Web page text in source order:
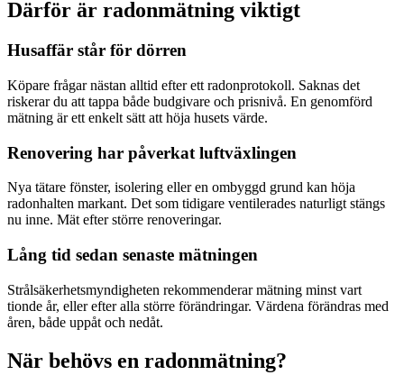
Därför är radonmätning viktigt
Husaffär står för dörren
Köpare frågar nästan alltid efter ett radonprotokoll. Saknas det
riskerar du att tappa både budgivare och prisnivå. En genomförd
mätning är ett enkelt sätt att höja husets värde.
Renovering har påverkat luftväxlingen
Nya tätare fönster, isolering eller en ombyggd grund kan höja
radonhalten markant. Det som tidigare ventilerades naturligt stängs
nu inne. Mät efter större renoveringar.
Lång tid sedan senaste mätningen
Strålsäkerhetsmyndigheten rekommenderar mätning minst vart
tionde år, eller efter alla större förändringar. Värdena förändras med
åren, både uppåt och nedåt.
När behövs en radonmätning?